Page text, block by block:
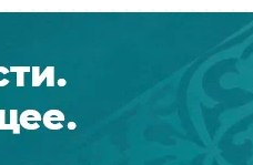
Обещал
Интерпол
Сегодня 10:27